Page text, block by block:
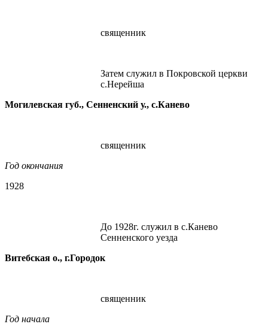
священник
Затем служил в Покровской церкви
с.Нерейша
Могилевская губ., Сенненский у., с.Канево
священник
Год окончания
1928
До 1928г. служил в с.Канево
Сенненского уезда
Витебская о., г.Городок
священник
Год начала